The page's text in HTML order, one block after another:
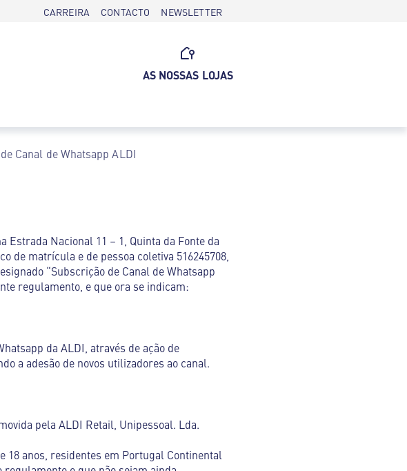
CARREIRA CONTACTO NEWSLETTER
AS NOSSAS LOJAS
Canal de Whatsapp ALDI
Estrada Nacional 11 – 1, Quinta da Fonte da
de matrícula e de pessoa coletiva 516245708,
“Subscrição de Canal de Whatsapp
regulamento, e que ora se indicam:
da ALDI, através de ação de
a adesão de novos utilizadores ao canal.
pela ALDI Retail, Unipessoal. Lda.
18 anos, residentes em Portugal Continental